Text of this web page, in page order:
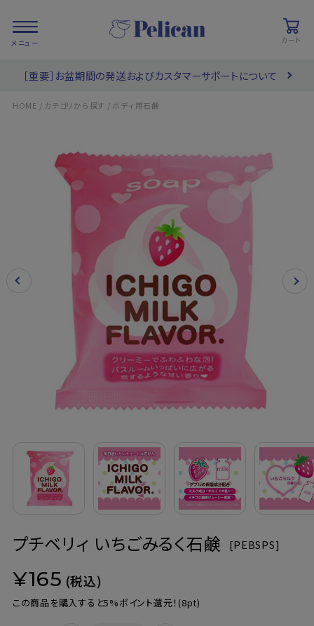
カート
PRODUCTS / 商品を探す
COLLECTIONS / ブランド一覧
お問い合わせ
ご利用案内
よくあるご質問
会員登録でお得
NEWS一覧
［重要］お盆期間の発送およびカスタマーサポートについて
HOME / カテゴリから探す / ボディ用石鹸
プチベリィ いちごみるく石鹸 [PEBSPS]
¥165 (税込)
この商品を購入すると5%ポイント還元！ (8pt)